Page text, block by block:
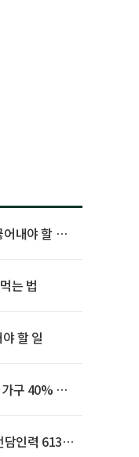
내야 할 사
는 법
할 일
구 40% 노
담인력 613명